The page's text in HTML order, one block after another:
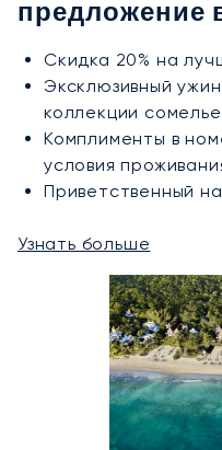
предложение
Скидка 20% на
Эксклюзивный
коллекции сомелье
Комплименты в
условия
Приветственный
Узнать больше